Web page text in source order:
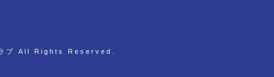
ラブ All Rights Reserved.